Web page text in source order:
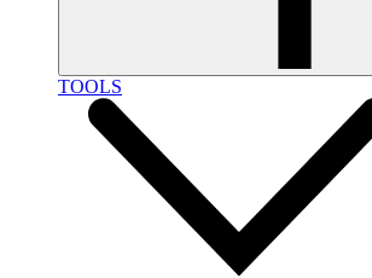
TOOLS